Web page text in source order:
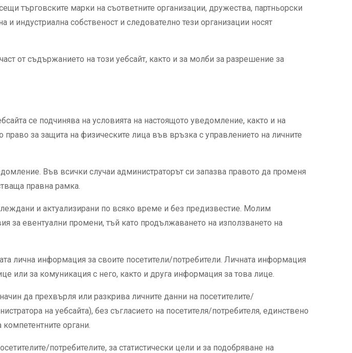
търговските марки на съответните организации, дружества, партньорски
и индустриална собственост и следователно тези организации носят
от съдържанието на този уебсайт, както и за молби за разрешение за
се подчинява на условията на настоящото уведомление, както и на
за защита на физическите лица във връзка с управлението на личните
Във всички случаи администраторът си запазва правото да променя
правна рамка.
и актуализирани по всяко време и без предизвестие. Молим
за евентуални промени, тъй като продължаването на използването на
лична информация за своите посетители/потребители. Личната информация
или за комуникация с него, както и друга информация за това лице.
да прехвърля или разкрива личните данни на посетителите/
на уебсайта), без съгласието на посетителя/потребителя, единствено
органи.
потребителите, за статистически цели и за подобряване на